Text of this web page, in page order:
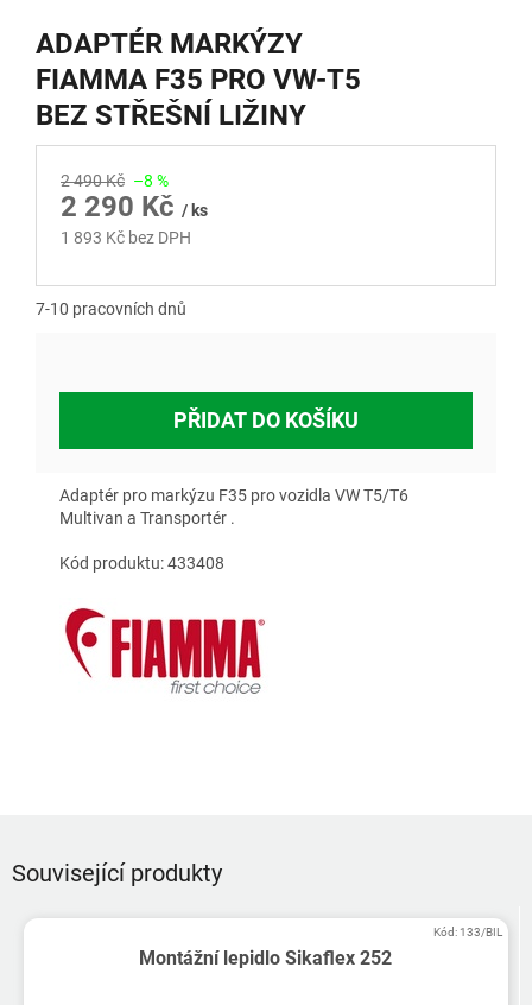
ADAPTÉR MARKÝZY
FIAMMA F35 PRO VW-T5
BEZ STŘEŠNÍ LIŽINY
2 490 Kč –8 %
2 290 Kč / ks
1 893 Kč bez DPH
7-10 pracovních dnů
PŘIDAT DO KOŠÍKU
Adaptér pro markýzu F35 pro vozidla VW T5/T6
Multivan a Transportér .
Kód produktu: 433408
Související produkty
Montážní lepidlo Sikaflex 252
Kód: 133/BIL